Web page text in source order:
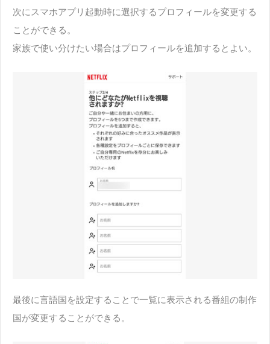
次にスマホアプリ起動時に選択するプロフィールを変更する
ことができる。
家族で使い分けたい場合はプロフィールを追加するとよい。
最後に言語国を設定することで一覧に表示される番組の制作
国が変更することができる。